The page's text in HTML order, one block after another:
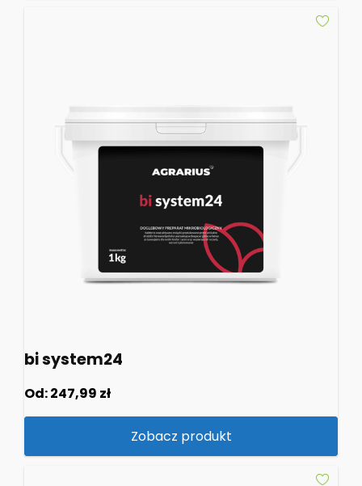
bi system24
Od:247,99 zł
Zobacz produkt